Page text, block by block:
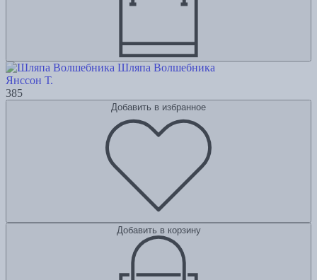
Шляпа Волшебника
Янссон Т.
385
Добавить в избранное
Добавить в корзину